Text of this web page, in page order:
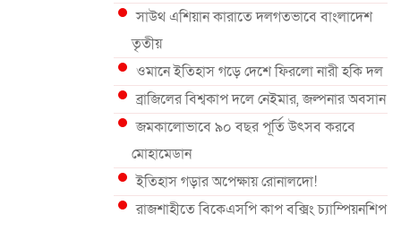
সাউথ এশিয়ান কারাতে দলগতভাবে বাংলাদেশ
তৃতীয়
ওমানে ইতিহাস গড়ে দেশে ফিরলো নারী হকি দল
ব্রাজিলের বিশ্বকাপ দলে নেইমার, জল্পনার অবসান
জমকালোভাবে ৯০ বছর পূর্তি উৎসব করবে
মোহামেডান
ইতিহাস গড়ার অপেক্ষায় রোনালদো!
রাজশাহীতে বিকেএসপি কাপ বক্সিং চ্যাম্পিয়নশিপ